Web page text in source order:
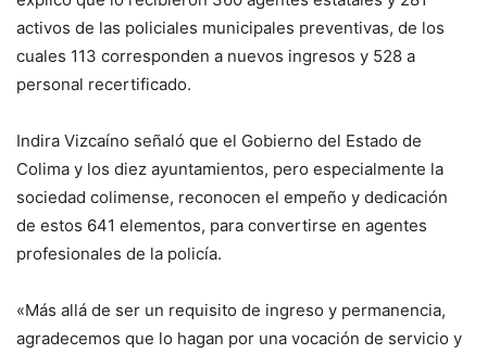
activos de las policiales municipales preventivas, de los
cuales 113 corresponden a nuevos ingresos y 528 a
personal recertificado.
Indira Vizcaíno señaló que el Gobierno del Estado de
Colima y los diez ayuntamientos, pero especialmente la
sociedad colimense, reconocen el empeño y dedicación
de estos 641 elementos, para convertirse en agentes
profesionales de la policía.
«Más allá de ser un requisito de ingreso y permanencia,
agradecemos que lo hagan por una vocación de servicio y